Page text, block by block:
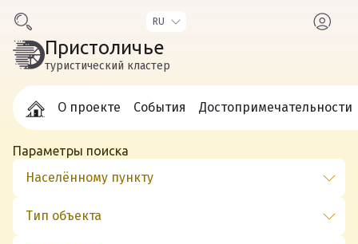
Пристоличье
туристический кластер
О проекте События Достопримечательности
Параметры поиска